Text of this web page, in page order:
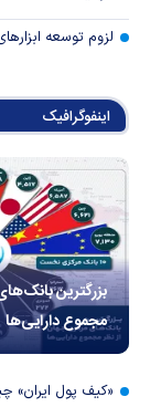
لزوم توسعه
اینفوگرافیک
بزرگترین
مجموع دارایی‌ها
«کیف پول ایران»